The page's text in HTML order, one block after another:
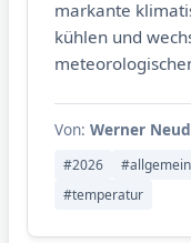
markante
kühlen und
Von: Werner
#2026 #allgemein
#temperatur